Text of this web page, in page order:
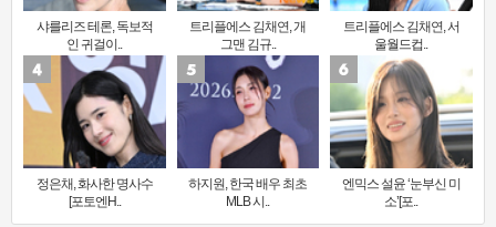
샤를리즈 테론, 독보적
인 귀걸이..
트리플에스 김채연, 개
그맨 김규..
트리플에스 김채연, 서
울월드컵..
정은채, 화사한 명사수
[포토엔H..
하지원, 한국 배우 최초
MLB 시..
엔믹스 설윤 ‘눈부신 미
소’[포..